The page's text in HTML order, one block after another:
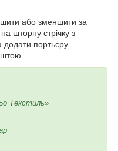
або зменшити за
шторну стрічку з
портьєру.
Текстиль»